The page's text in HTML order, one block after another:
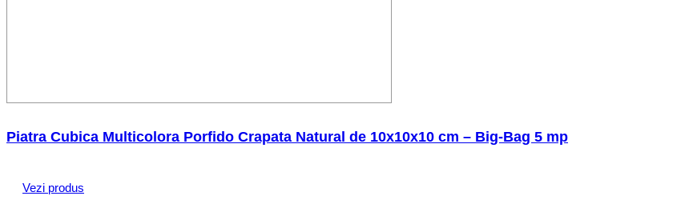
Piatra Cubica Multicolora Porfido Crapata Natural de 10x10x10 cm – Big-Bag 5 mp
Vezi produs